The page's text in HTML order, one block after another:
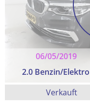
06/05/2019
2.0 Benzin/Elektro
Verkauft